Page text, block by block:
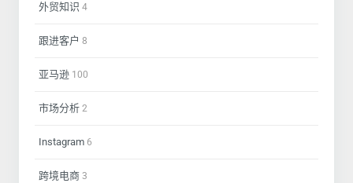
外贸知识 4
跟进客户 8
亚马逊 100
市场分析 2
Instagram 6
跨境电商 3